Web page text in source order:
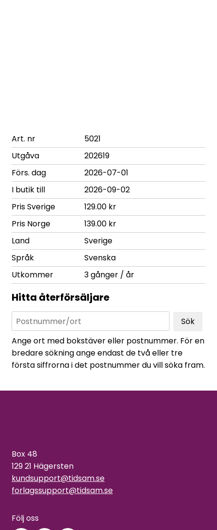
Art. nr
5021
Utgåva
202619
Förs. dag
2026-07-01
I butik till
2026-09-02
Pris Sverige
129.00 kr
Pris Norge
139.00 kr
Land
Sverige
Språk
Svenska
Utkommer
3 gånger / år
Hitta återförsäljare
Sök
Ange ort med bokstäver eller postnummer. För en
bredare sökning ange endast de två eller tre
första siffrorna i det postnummer du vill söka fram.
Box 48
129 21 Hägersten
kundsupport@tidsam.se
forlagssupport@tidsam.se
Följ oss